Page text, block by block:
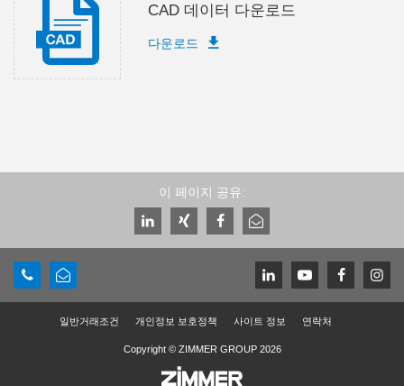
CAD 데이터 다운로드
다운로드
이 페이지 공유:
일반거래조건 개인정보 보호정책 사이트 정보 연락처
Copyright © ZIMMER GROUP 2026